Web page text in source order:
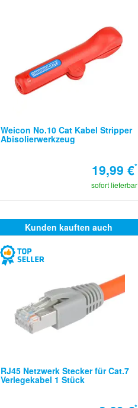
Weicon No.10 Cat Kabel Stripper
Abisolierwerkzeug
19,99 €*
sofort lieferbar
Kunden kauften auch
RJ45 Netzwerk Stecker für Cat.7
Verlegekabel 1 Stück